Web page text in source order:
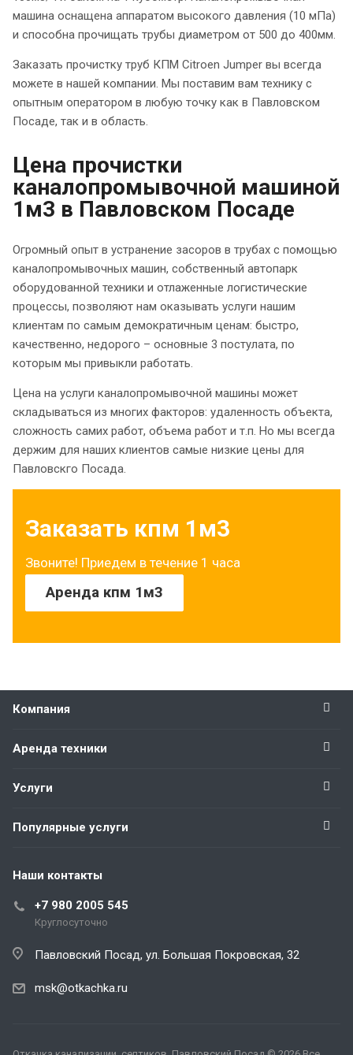
машина оснащена аппаратом высокого давления (10 мПа)
и способна прочищать трубы диаметром от 500 до 400мм.
Заказать прочистку труб КПМ Citroen Jumper вы всегда
можете в нашей компании. Мы поставим вам технику с
опытным оператором в любую точку как в Павловском
Посаде, так и в область.
Цена прочистки
каналопромывочной машиной
1м3 в Павловском Посаде
Огромный опыт в устранение засоров в трубах с помощью
каналопромывочных машин, собственный автопарк
оборудованной техники и отлаженные логистические
процессы, позволяют нам оказывать услуги нашим
клиентам по самым демократичным ценам: быстро,
качественно, недорого – основные 3 постулата, по
которым мы привыкли работать.
Цена на услуги каналопромывочной машины может
складываться из многих факторов: удаленность объекта,
сложность самих работ, объема работ и т.п. Но мы всегда
держим для наших клиентов самые низкие цены для
Павловскго Посада.
Заказать кпм 1м3
Звоните! Приедем в течение 1 часа
Аренда кпм 1м3
Компания
Аренда техники
Услуги
Популярные услуги
Наши контакты
+7 980 2005 545
Круглосуточно
Павловский Посад, ул. Большая Покровская, 32
msk@otkachka.ru